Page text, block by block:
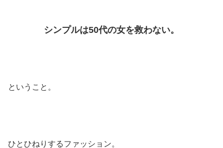
シンプルは50代の女を救わない。
ということ。
ひとひねりするファッション。